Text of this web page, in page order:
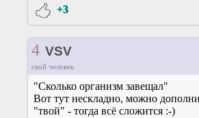
+3
4 VSV
свой человек
"Сколько организм завещал"
Вот тут нескладно, можно
"твой" - тогда всё сложится :-)